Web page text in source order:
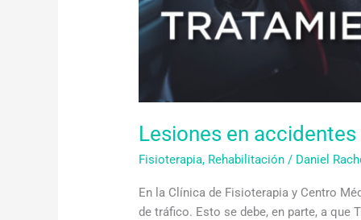
Lesiones en
Fisioterapia, Rehabilitación / Daniel
En la Clínica de Fisioterapia y Centro
de tráfico. Esto se debe, en parte, a que
Granada